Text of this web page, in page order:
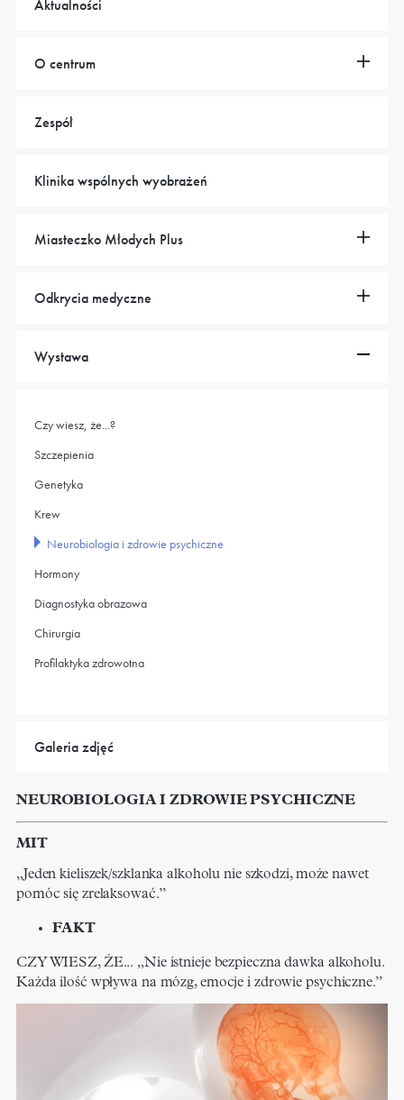
Aktualności
O centrum
Zespół
Klinika wspólnych wyobrażeń
Miasteczko Młodych Plus
Odkrycia medyczne
Wystawa
Czy wiesz, że...?
Szczepienia
Genetyka
Krew
Neurobiologia i zdrowie psychiczne
Hormony
Diagnostyka obrazowa
Chirurgia
Profilaktyka zdrowotna
Galeria zdjęć
NEUROBIOLOGIA I ZDROWIE PSYCHICZNE
MIT
„Jeden kieliszek/szklanka alkoholu nie szkodzi, może nawet
pomóc się zrelaksować.”
FAKT
CZY WIESZ, ŻE... „Nie istnieje bezpieczna dawka alkoholu.
Każda ilość wpływa na mózg, emocje i zdrowie psychiczne.”